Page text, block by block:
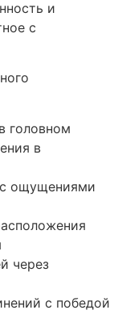
и
с
головном
в
ощущениями
через
с победой